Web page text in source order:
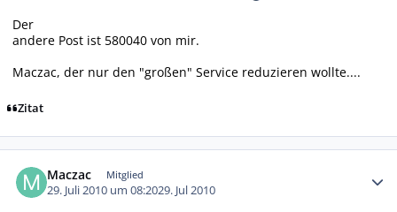
Der
andere Post ist 580040 von mir.
Maczac, der nur den "großen" Service reduzieren wollte....
Zitat
Maczac Mitglied
29. Juli 2010 um 08:2029. Jul 2010